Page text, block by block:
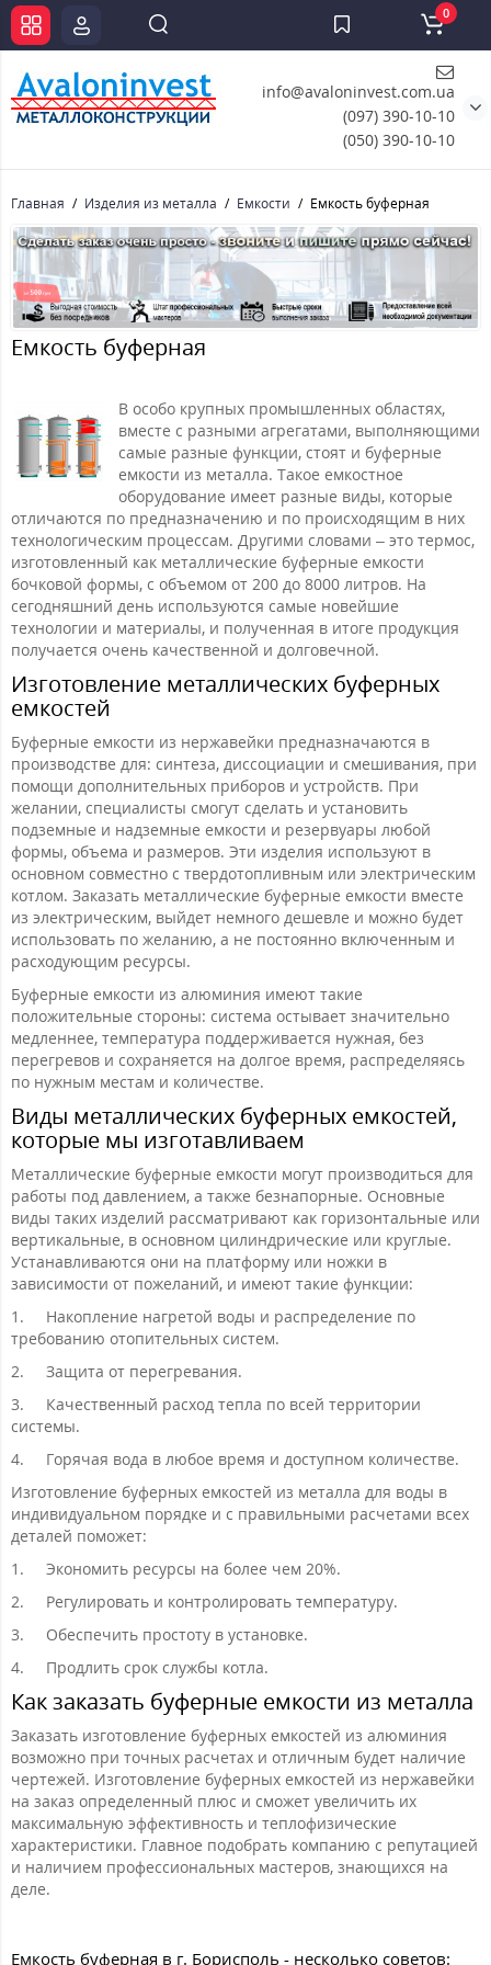
info@avaloninvest.com.ua
(097) 390-10-10
(050) 390-10-10
0
Главная Изделия из металла Емкости Емкость буферная
Емкость буферная
В особо крупных промышленных областях,
вместе с разными агрегатами, выполняющими
самые разные функции, стоят и буферные
емкости из металла. Такое емкостное
оборудование имеет разные виды, которые
отличаются по предназначению и по происходящим в них
технологическим процессам. Другими словами – это термос,
изготовленный как металлические буферные емкости
бочковой формы, с объемом от 200 до 8000 литров. На
сегодняшний день используются самые новейшие
технологии и материалы, и полученная в итоге продукция
получается очень качественной и долговечной.
Изготовление металлических буферных
емкостей
Буферные емкости из нержавейки предназначаются в
производстве для: синтеза, диссоциации и смешивания, при
помощи дополнительных приборов и устройств. При
желании, специалисты смогут сделать и установить
подземные и надземные емкости и резервуары любой
формы, объема и размеров. Эти изделия используют в
основном совместно с твердотопливным или электрическим
котлом. Заказать металлические буферные емкости вместе
из электрическим, выйдет немного дешевле и можно будет
использовать по желанию, а не постоянно включенным и
расходующим ресурсы.
Буферные емкости из алюминия имеют такие
положительные стороны: система остывает значительно
медленнее, температура поддерживается нужная, без
перегревов и сохраняется на долгое время, распределяясь
по нужным местам и количестве.
Виды металлических буферных емкостей,
которые мы изготавливаем
Металлические буферные емкости могут производиться для
работы под давлением, а также безнапорные. Основные
виды таких изделий рассматривают как горизонтальные или
вертикальные, в основном цилиндрические или круглые.
Устанавливаются они на платформу или ножки в
зависимости от пожеланий, и имеют такие функции:
1.
Накопление нагретой воды и распределение по
требованию отопительных систем.
2.
Защита от перегревания.
3.
Качественный расход тепла по всей территории
системы.
4.
Горячая вода в любое время и доступном количестве.
Изготовление буферных емкостей из металла для воды в
индивидуальном порядке и с правильными расчетами всех
деталей поможет:
1.
Экономить ресурсы на более чем 20%.
2.
Регулировать и контролировать температуру.
3.
Обеспечить простоту в установке.
4.
Продлить срок службы котла.
Как заказать буферные емкости из металла
Заказать изготовление буферных емкостей из алюминия
возможно при точных расчетах и отличным будет наличие
чертежей. Изготовление буферных емкостей из нержавейки
на заказ определенный плюс и сможет увеличить их
максимальную эффективность и теплофизические
характеристики. Главное подобрать компанию с репутацией
и наличием профессиональных мастеров, знающихся на
деле.
Емкость буферная в г. Борисполь - несколько советов: